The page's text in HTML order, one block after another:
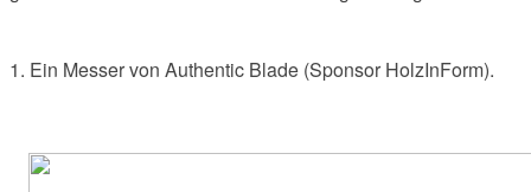
1. Ein Messer von Authentic Blade (Sponsor HolzInForm).